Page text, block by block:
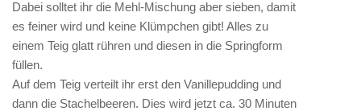
Dabei solltet ihr die Mehl-Mischung aber sieben, damit
es feiner wird und keine Klümpchen gibt! Alles zu
einem Teig glatt rühren und diesen in die Springform
füllen.
Auf dem Teig verteilt ihr erst den Vanillepudding und
dann die Stachelbeeren. Dies wird jetzt ca. 30 Minuten